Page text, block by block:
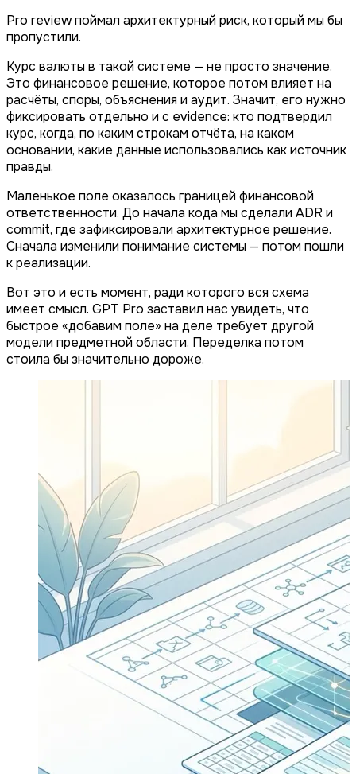
Pro review поймал архитектурный риск, который мы бы
пропустили.
Курс валюты в такой системе — не просто значение.
Это финансовое решение, которое потом влияет на
расчёты, споры, объяснения и аудит. Значит, его нужно
фиксировать отдельно и с evidence: кто подтвердил
курс, когда, по каким строкам отчёта, на каком
основании, какие данные использовались как источник
правды.
Маленькое поле оказалось границей финансовой
ответственности. До начала кода мы сделали ADR и
commit, где зафиксировали архитектурное решение.
Сначала изменили понимание системы — потом пошли
к реализации.
Вот это и есть момент, ради которого вся схема
имеет смысл. GPT Pro заставил нас увидеть, что
быстрое «добавим поле» на деле требует другой
модели предметной области. Переделка потом
стоила бы значительно дороже.